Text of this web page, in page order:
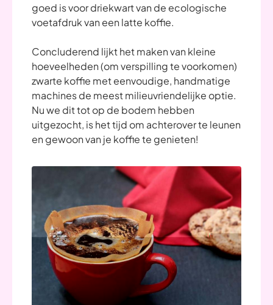
goed is voor driekwart van de ecologische
voetafdruk van een latte koffie.
Concluderend lijkt het maken van kleine
hoeveelheden (om verspilling te voorkomen)
zwarte koffie met eenvoudige, handmatige
machines de meest milieuvriendelijke optie.
Nu we dit tot op de bodem hebben
uitgezocht, is het tijd om achterover te leunen
en gewoon van je koffie te genieten!